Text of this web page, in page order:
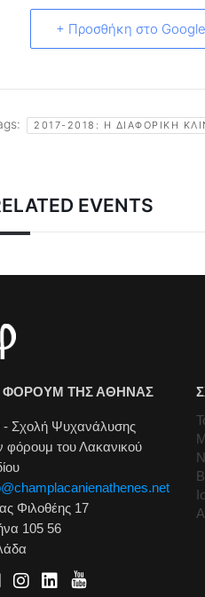
+ Προσθήκη στο
2017-2018: Η ΔΙΑΦΟΡΙΚΉ
EVENTS
ΦΟΡΟΥΜ ΤΗΣ ΑΘΗΝΑΣ
Σχολή Ψυχανάλυσης
φόρουμ του Λακανικού
Φιλοθέης 17
105 56